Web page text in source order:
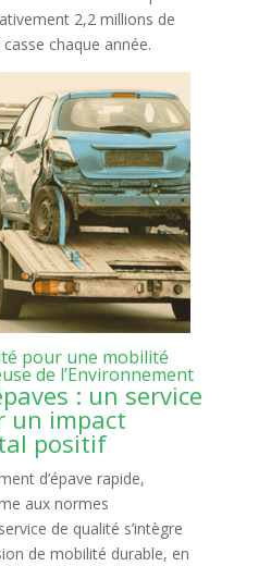
2,2 millions de
chaque année.
pour une mobilité
de l’Environnement
: un service
un impact
positif
d’épave rapide,
aux normes
de qualité s’intègre
de mobilité durable, en